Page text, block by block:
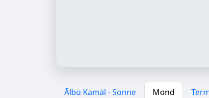
Ālbū Kamāl - Sonne Mond